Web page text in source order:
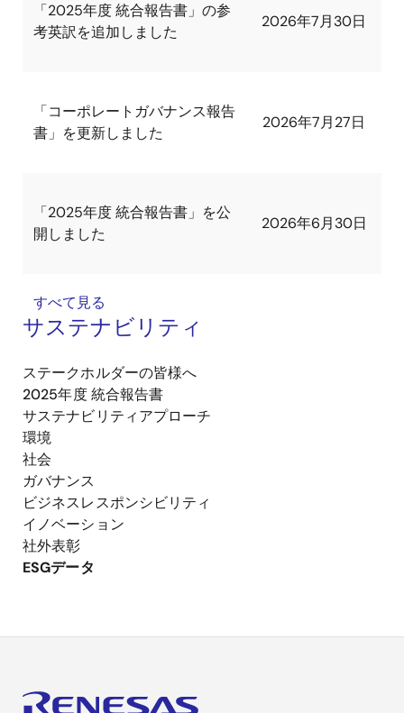
「2025年度 統合報告書」の参
考英訳を追加しました
2026年7月30日
「コーポレートガバナンス報告
書」を更新しました
2026年7月27日
「2025年度 統合報告書」を公
開しました
2026年6月30日
すべて見る
サステナビリティ
ステークホルダーの皆様へ
2025年度 統合報告書
サステナビリティアプローチ
環境
社会
ガバナンス
ビジネスレスポンシビリティ
イノベーション
社外表彰
ESGデータ